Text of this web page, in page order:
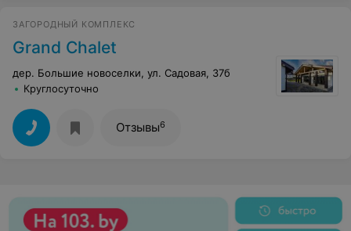
ЗАГОРОДНЫЙ КОМПЛЕКС
Grand Chalet
дер. Большие новоселки, ул. Садовая, 37б
Круглосуточно
Отзывы6